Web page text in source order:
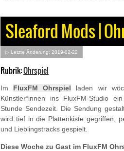
Sleaford Mods |
▷ Letzte Änderung: 2019-02-22
Rubrik:Ohrspiel
Im FluxFM Ohrspiel laden wir
Künstler*innen ins FluxFM-Studio
Stunde Sendezeit. Die Sendung
wird tief in die Plattenkiste gegriffen,
und Lieblingstracks gespielt.
Diese Woche zu Gast im FluxFM